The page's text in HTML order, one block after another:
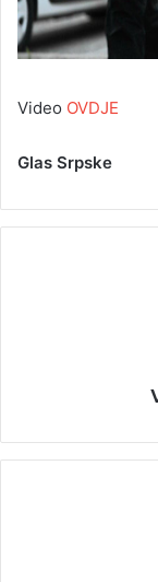
Video OVDJE
Glas Srpske